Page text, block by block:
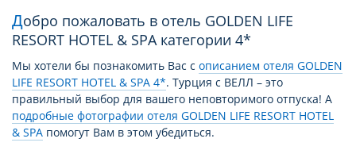
Добро пожаловать в отель GOLDEN LIFE
RESORT HOTEL & SPA категории 4*
Мы хотели бы познакомить Вас с описанием отеля GOLDEN
LIFE RESORT HOTEL & SPA 4*. Турция с ВЕЛЛ – это
правильный выбор для вашего неповторимого отпуска! А
подробные фотографии отеля GOLDEN LIFE RESORT HOTEL
& SPA помогут Вам в этом убедиться.